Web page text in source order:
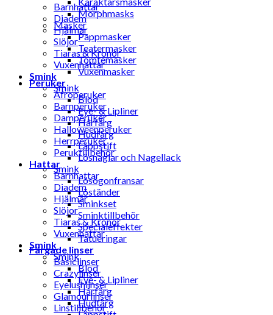
Barnhattar
Diadem
Hjälmar
Slöjor
Tiaras & Kronor
Vuxenhattar
Smink
Smink
Blod
Eye- & Lipliner
Hårfärg
Hudfärg
Läppstift
Lösnaglar och Nagellack
Smink
Lösögonfransar
Löständer
Sminkset
Sminktillbehör
Specialeffekter
Tatueringar
Färgade linser
Basiclinser
Crazylinser
Eyelushlinser
Glamourlinser
Linstillbehör
Morphmasks
Masker
Pappmasker
Teatermasker
Tomtemasker
Vuxenmasker
Peruker
Afroperuker
Barnperuker
Damperuker
Halloweenperuker
Herrperuker
Peruktillbehör
Hattar
Barnhattar
Diadem
Hjälmar
Slöjor
Tiaras & Kronor
Vuxenhattar
Smink
Smink
Blod
Eye- & Lipliner
Hårfärg
Hudfärg